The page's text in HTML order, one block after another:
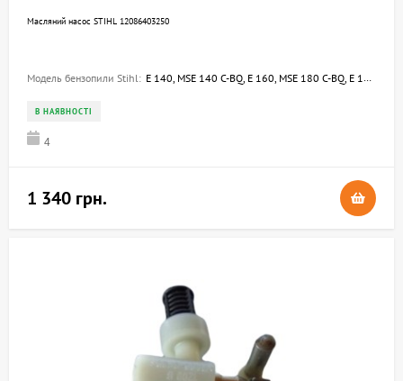
Масляний насос STIHL 12086403250
Модель бензопили Stihl: E 140, MSE 140 C-BQ, E 160, MSE 180 C-BQ, E 180 C, MSE 160 C-Q, MSE 140 C-Q, MSE 160 C-BQ, MSE 200 C-BQ, E 20, MSE 141 C-Q, E 14, E 20 C, MSE 220, MSE 220 C
В НАЯВНОСТІ
4
1 340 грн.